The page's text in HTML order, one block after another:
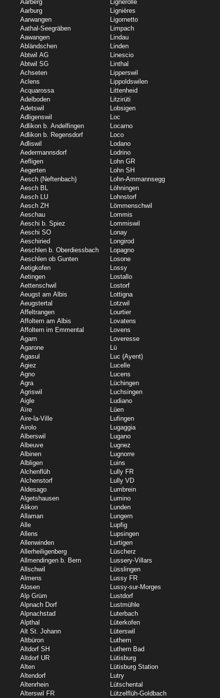
Aarberg
Aarburg
Aarwangen
Aathal-Seegräben
Aawangen
Abländschen
Abtwil AG
Abtwil SG
Achseten
Aclens
Acquarossa
Adelboden
Adetswil
Adligenswil
Adlikon b. Andelfingen
Adlikon b. Regensdorf
Adliswil
Aedermannsdorf
Aefligen
Aegerten
Aesch (Neftenbach)
Aesch BL
Aesch LU
Aesch ZH
Aeschau
Aeschi b. Spiez
Aeschi SO
Aeschiried
Aeschlen b. Oberdiessbach
Aeschlen ob Gunten
Aetigkofen
Aetingen
Aettenschwil
Aeugst am Albis
Aeugstertal
Affeltrangen
Affoltern am Albis
Affoltern im Emmental
Agarn
Agarone
Agasul
Agiez
Agno
Agra
Agriswil
Aigle
Aïre
Aire-la-Ville
Airolo
Alberswil
Albeuve
Albinen
Albligen
Alchenflüh
Alchenstorf
Aldesago
Algetshausen
Alikon
Allaman
Alle
Allens
Allenwinden
Allerheiligenberg
Allmendingen b. Bern
Allschwil
Almens
Alosen
Alp Grüm
Alpnach Dorf
Alpnachstad
Alpthal
Alt St. Johann
Altbüron
Altdorf SH
Altdorf UR
Alten
Altendorf
Altenrhein
Alterswil FR
Lignerolle
Lignières
Ligornetto
Limpach
Lindau
Linden
Linescio
Linthal
Lipperswil
Lippoldswilen
Littenheid
Litzirüti
Lobsigen
Loc
Locarno
Loco
Lodano
Lodrino
Lohn GR
Lohn SH
Lohn-Ammannsegg
Löhningen
Lohnstorf
Lömmenschwil
Lommis
Lommiswil
Lonay
Longirod
Lopagno
Losone
Lossy
Lostallo
Lostorf
Lottigna
Lotzwil
Lourtier
Lovatens
Lovens
Loveresse
Lü
Luc (Ayent)
Lucelle
Lucens
Lüchingen
Luchsingen
Ludiano
Lüen
Lufingen
Lugaggia
Lugano
Lugnez
Lugnorre
Luins
Lully FR
Lully VD
Lumbrein
Lumino
Lunden
Lungern
Lupfig
Lupsingen
Lurtigen
Lüscherz
Lussery-Villars
Lüsslingen
Lussy FR
Lussy-sur-Morges
Lustdorf
Lustmühle
Luterbach
Lüterkofen
Lüterswil
Luthern
Luthern Bad
Lütisburg
Lütisburg Station
Lutry
Lütschental
Lützelflüh-Goldbach